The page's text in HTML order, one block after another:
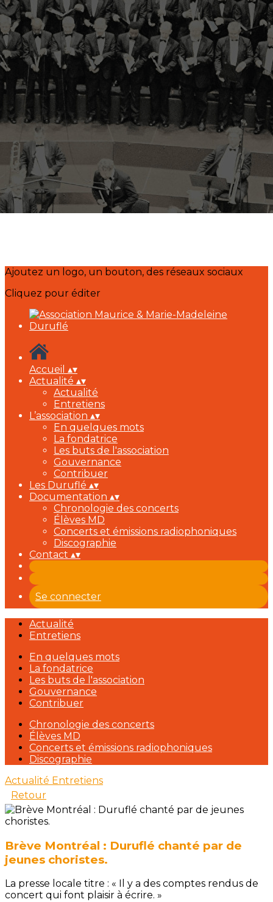
Exporter les lignes sélectionnées
Exporter toutes les colonnes
Exporter uniquement les colonnes affichées
Menu
<
>
Actualité
Entretiens
Images de la page d'accueil
Cliquez pour éditer
Ajoutez un logo, un bouton, des réseaux sociaux
Cliquez pour éditer
Accueil ▴▾
Actualité ▴▾
Actualité
Entretiens
L’association ▴▾
En quelques mots
La fondatrice
Les buts de l'association
Gouvernance
Contribuer
Les Duruflé ▴▾
Documentation ▴▾
Chronologie des concerts
Élèves MD
Concerts et émissions radiophoniques
Discographie
Contact ▴▾
Se connecter
Actualité
Entretiens
En quelques mots
La fondatrice
Les buts de l'association
Gouvernance
Contribuer
Chronologie des concerts
Élèves MD
Concerts et émissions radiophoniques
Discographie
Actualité Entretiens
Retour
Brève Montréal : Duruflé chanté par de
jeunes choristes.
La presse locale titre : « Il y a des comptes rendus de
concert qui font plaisir à écrire. »